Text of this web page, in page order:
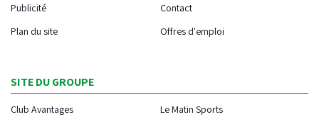
Publicité
Contact
Plan du site
Offres d'emploi
SITE DU GROUPE
Club Avantages Le Matin Sports